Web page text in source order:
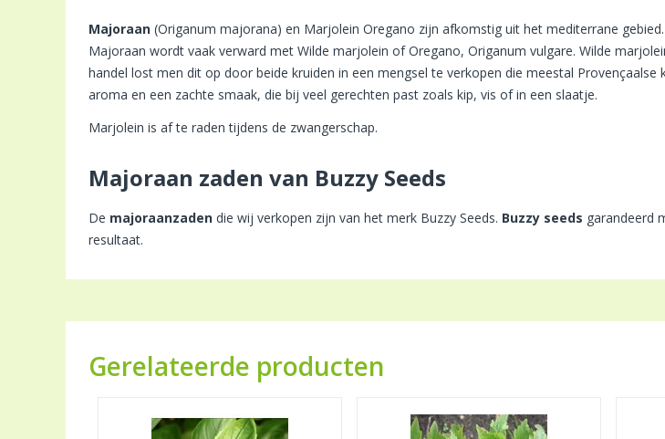
Majoraan (Origanum majorana) en Marjolein Oregano zijn afkomstig uit het mediterrane
Majoraan wordt vaak verward met Wilde marjolein of Oregano, Origanum vulgare. Wilde
handel lost men dit op door beide kruiden in een mengsel te verkopen die meestal
aroma en een zachte smaak, die bij veel gerechten past zoals kip, vis of in een slaatje.
Marjolein is af te raden tijdens de zwangerschap.
Majoraan zaden van Buzzy Seeds
De majoraanzaden die wij verkopen zijn van het merk Buzzy Seeds. Buzzy seeds garandeerd
resultaat.
Gerelateerde producten